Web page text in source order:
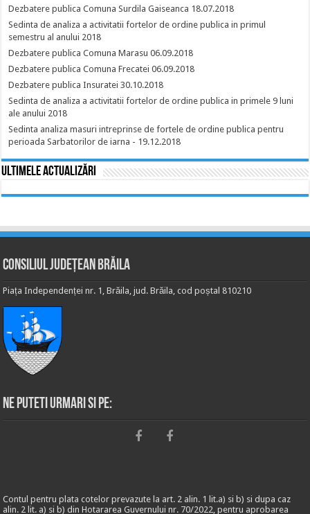
Dezbatere publica Comuna Surdila Gaiseanca 18.07.2018
Sedinta de analiza a activitatii fortelor de ordine publica in primul
semestru al anului 2018
Dezbatere publica Comuna Marasu 06.09.2018
Dezbatere publica Comuna Frecatei 06.09.2018
Dezbatere publica Insuratei 30.10.2018
Sedinta de analiza a activitatii fortelor de ordine publica in primele 9 luni
ale anului 2018
Sedinta analiza masuri intreprinse de fortele de ordine publica pentru
perioada Sarbatorilor de iarna - 19.12.2018
Ultimele actualizări
Consiliul Județean Brăila
Piața Independenței nr. 1, Brăila, jud. Brăila, cod poștal 810210
Ne puteti urmari si pe:
Contul pentru plata cotelor prevazute la art. 2 alin. 1 lit.a) si b) si dupa caz
alin. 2 lit. a) si b) din Hotararea Guvernului nr. 70/2022, pentru aprobarea